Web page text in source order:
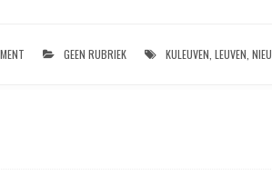
GEEN RUBRIEK KULEUVEN ,LEUVEN ,